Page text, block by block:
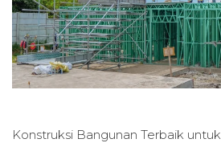
Konstruksi Bangunan Terbaik untuk